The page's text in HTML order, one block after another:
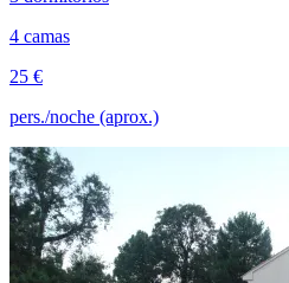
4 camas
25 €
pers./noche (aprox.)